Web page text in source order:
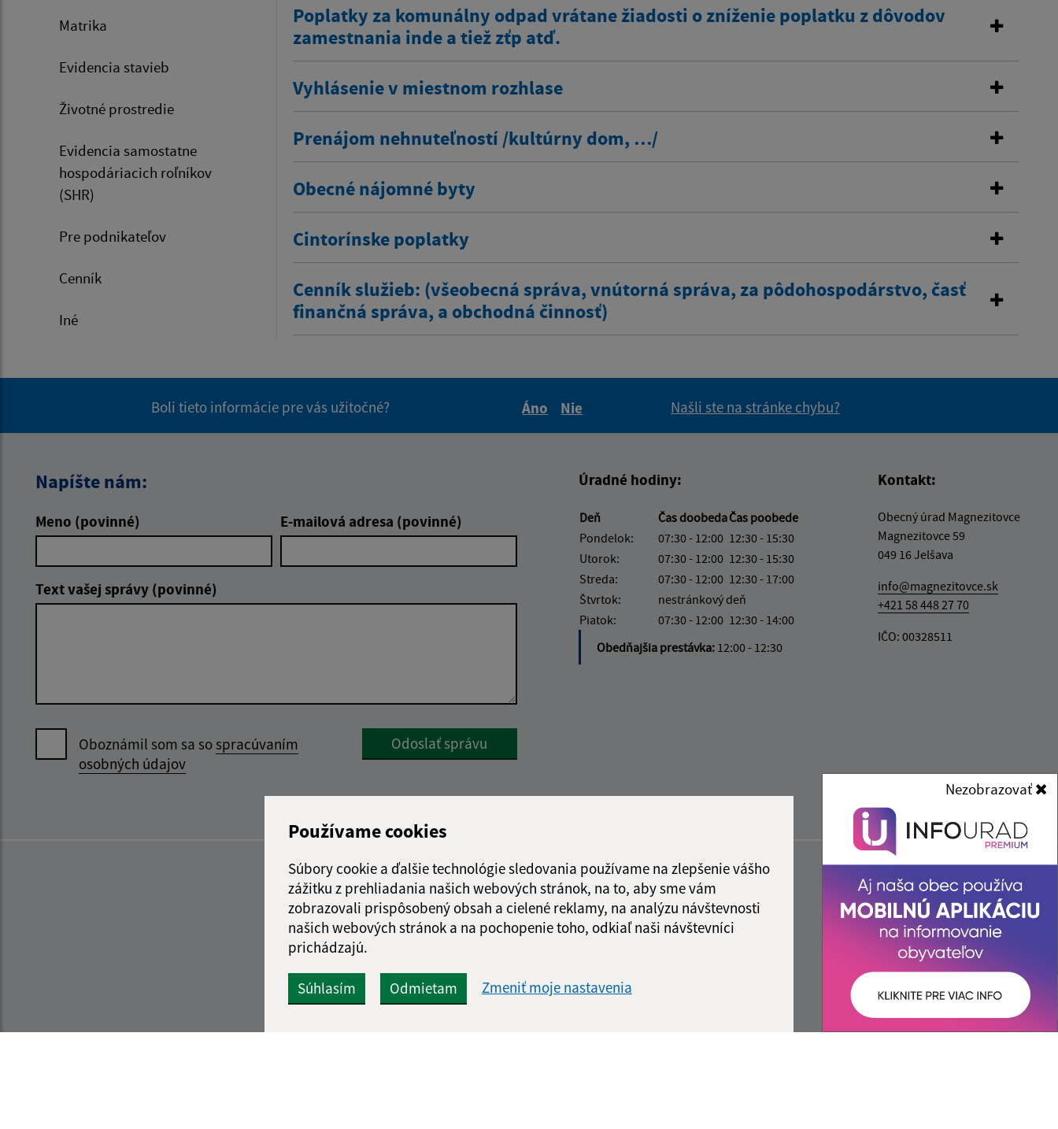
Používame cookies
Súbory cookie a ďalšie technológie sledovania používame na zlepšenie vášho
zážitku z prehliadania našich webových stránok, na to, aby sme vám
zobrazovali prispôsobený obsah a cielené reklamy, na analýzu návštevnosti
našich webových stránok a na pochopenie toho, odkiaľ naši návštevníci
prichádzajú.
Súhlasím Odmietam Zmeniť moje nastavenia
Nezobrazovať
Matrika
Evidencia stavieb
Životné prostredie
Evidencia samostatne
hospodáriacich roľníkov
(SHR)
Pre podnikateľov
Cenník
Iné
Poplatky za komunálny odpad vrátane žiadosti o zníženie poplatku z dôvodov
zamestnania inde a tiež zťp atď.
Vyhlásenie v miestnom rozhlase
Prenájom nehnuteľností /kultúrny dom, …/
Obecné nájomné byty
Cintorínske poplatky
Cenník služieb: (všeobecná správa, vnútorná správa, za pôdohospodárstvo, časť
finančná správa, a obchodná činnosť)
Boli tieto informácie pre vás užitočné?
Áno
Nie
Našli ste na stránke chybu?
Napíšte nám:
Meno (povinné) E-mailová adresa (povinné)
Text vašej správy (povinné)
Oboznámil som sa sospracúvaním
osobných údajov
Google reCaptcha Response
Odoslať správu
Úradné hodiny:
Deň Čas doobedaČas poobede
Pondelok:
07:30 - 12:00 12:30 - 15:30
Utorok:
07:30 - 12:00 12:30 - 15:30
Streda:
07:30 - 12:00 12:30 - 17:00
Štvrtok:
nestránkový deň
Piatok:
07:30 - 12:00 12:30 - 14:00
Obedňajšia prestávka: 12:00 - 12:30
Kontakt:
Obecný úrad Magnezitovce
Magnezitovce 59
049 16 Jelšava
info@magnezitovce.sk
+421 58 448 27 70
IČO: 00328511